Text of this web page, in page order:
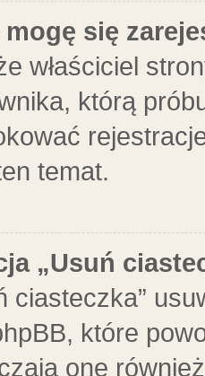
się
właściciel
którą
temat.
„Usuń
ciasteczka”
które
one